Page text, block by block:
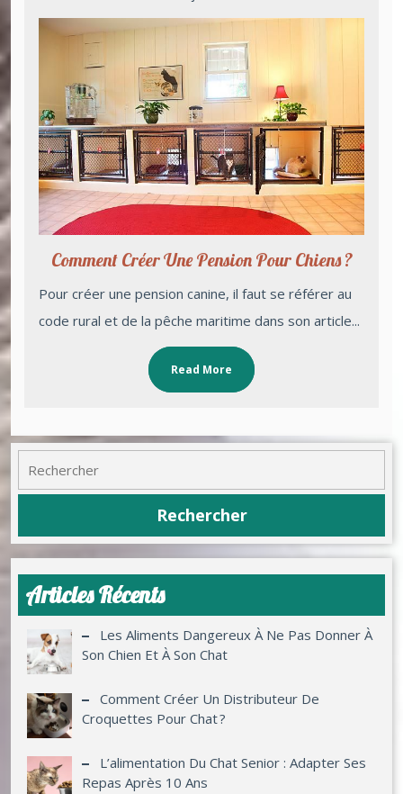
Comment Créer Une Pension Pour Chiens ?
Pour créer une pension canine, il faut se référer au
code rural et de la pêche maritime dans son article...
Read More
Articles Récents
Les Aliments Dangereux À Ne Pas Donner À
Son Chien Et À Son Chat
Comment Créer Un Distributeur De
Croquettes Pour Chat ?
L’alimentation Du Chat Senior : Adapter Ses
Repas Après 10 Ans